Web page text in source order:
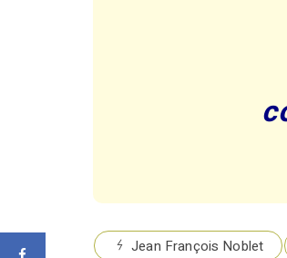
Jean François Noblet